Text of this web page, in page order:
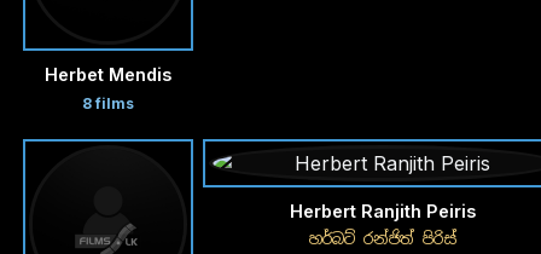
Herbet Mendis
8 films
Herbert Ranjith Peiris
හර්බට් රන්ජිත් පිරිස්